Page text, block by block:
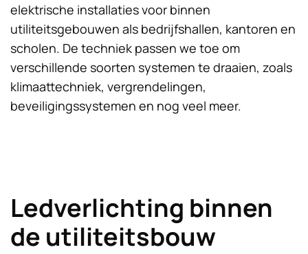
elektrische installaties voor binnen
utiliteitsgebouwen als bedrijfshallen, kantoren en
scholen. De techniek passen we toe om
verschillende soorten systemen te draaien, zoals
klimaattechniek, vergrendelingen,
beveiligingssystemen en nog veel meer.
Ledverlichting binnen
de utiliteitsbouw